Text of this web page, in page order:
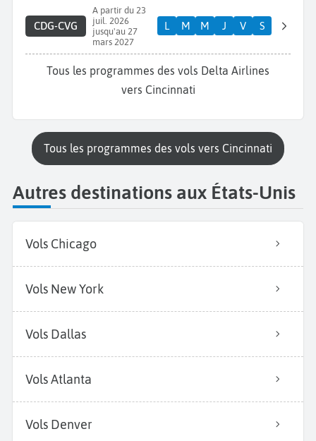
CDG-CVG
A partir du 23
juil. 2026
jusqu'au 27
mars 2027
L M M J V S
Tous les programmes des vols Delta Airlines
vers Cincinnati
Tous les programmes des vols vers Cincinnati
Autres destinations aux États-Unis
Vols Chicago
Vols New York
Vols Dallas
Vols Atlanta
Vols Denver